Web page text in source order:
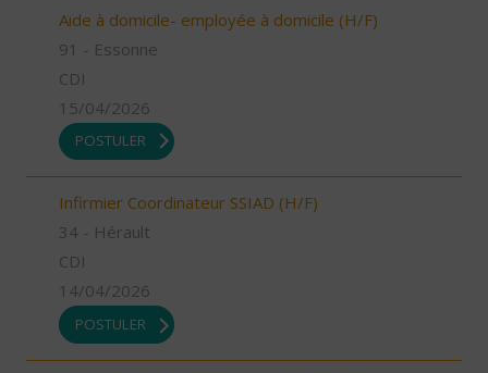
Aide à domicile- employée à domicile (H/F)
91 - Essonne
CDI
15/04/2026
POSTULER
Infirmier Coordinateur SSIAD (H/F)
34 - Hérault
CDI
14/04/2026
POSTULER